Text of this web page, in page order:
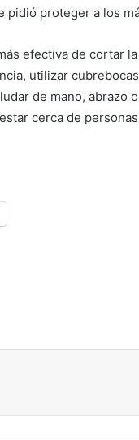
pidió proteger a los
efectiva de cortar
utilizar
de mano, abrazo
cerca de